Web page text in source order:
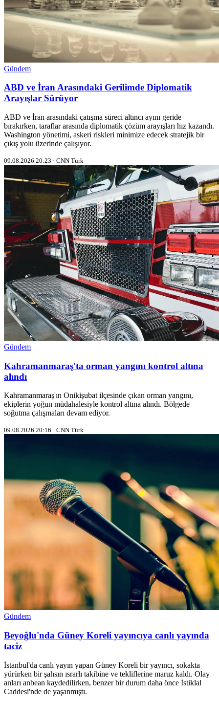
Gündem
ABD ve İran Arasındaki Gerilimde Diplomatik
Arayışlar Sürüyor
ABD ve İran arasındaki çatışma süreci altıncı ayını geride
bırakırken, taraflar arasında diplomatik çözüm arayışları hız kazandı.
Washington yönetimi, askeri riskleri minimize edecek stratejik bir
çıkış yolu üzerinde çalışıyor.
09.08.2026 20:23 · CNN Türk
Gündem
Kahramanmaraş'ta orman yangını kontrol altına
alındı
Kahramanmaraş'ın Onikişubat ilçesinde çıkan orman yangını,
ekiplerin yoğun müdahalesiyle kontrol altına alındı. Bölgede
soğutma çalışmaları devam ediyor.
09.08.2026 20:16 · CNN Türk
Gündem
Beyoğlu'nda Güney Koreli yayıncıya canlı yayında
taciz
İstanbul'da canlı yayın yapan Güney Koreli bir yayıncı, sokakta
yürürken bir şahsın ısrarlı takibine ve tekliflerine maruz kaldı. Olay
anları anbean kaydedilirken, benzer bir durum daha önce İstiklal
Caddesi'nde de yaşanmıştı.